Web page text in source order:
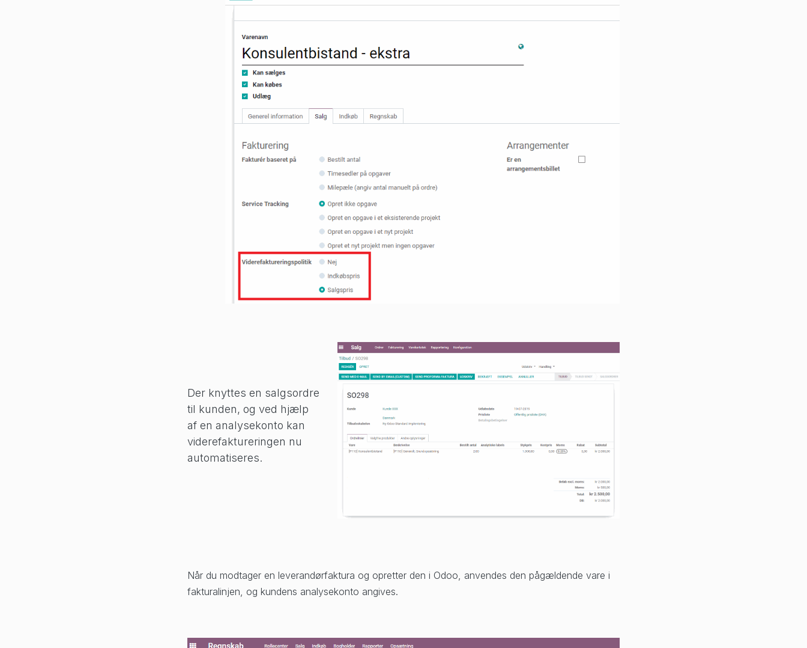
Der knyttes en salgsordre
til kunden, og ved hjælp
af en analysekonto kan
viderefaktureringen nu
automatiseres.
Når du modtager en leverandørfaktura og opretter den i Odoo, anvendes den pågældende vare i
fakturalinjen, og kundens analysekonto angives.